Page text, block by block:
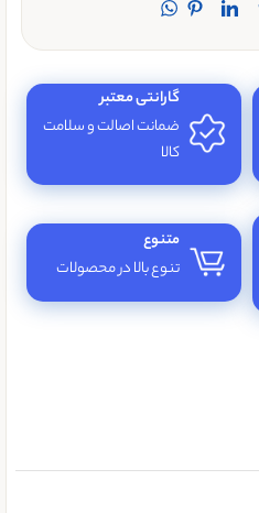
گارانتی معتبر
ضمانت اصالت و سلامت
کالا
متنوع
تنوع بالا در محصولات